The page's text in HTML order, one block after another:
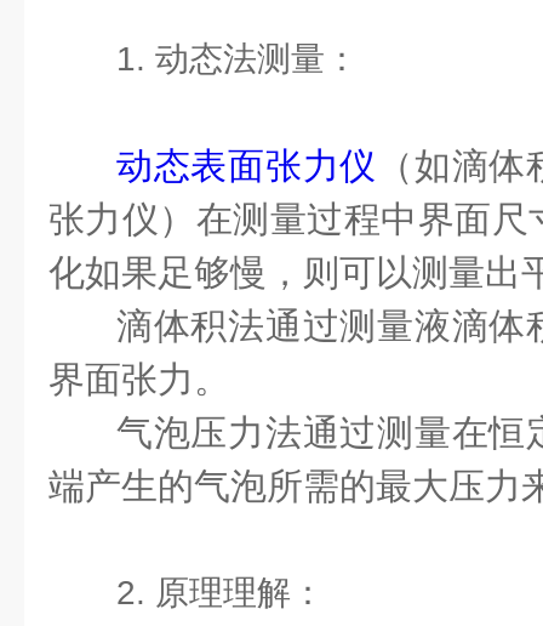
1. 动态法测量：
动态表面张力仪 （如滴
张力仪）在测量过程中界面
化如果足够慢，则可以测量出
滴体积法通过测量液滴体
界面张力。
气泡压力法通过测量在恒
端产生的气泡所需的最大压力
2. 原理理解：